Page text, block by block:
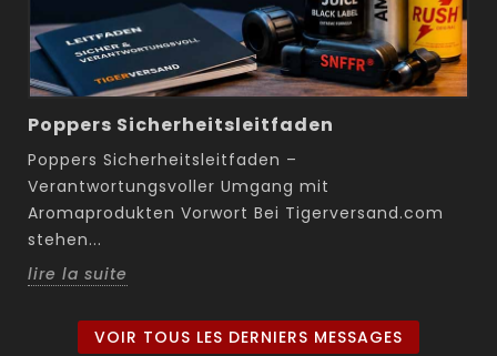
Poppers Sicherheitsleitfaden
Poppers Sicherheitsleitfaden –
Verantwortungsvoller Umgang mit
Aromaprodukten Vorwort Bei Tigerversand.com
stehen...
lire la suite
VOIR TOUS LES DERNIERS MESSAGES